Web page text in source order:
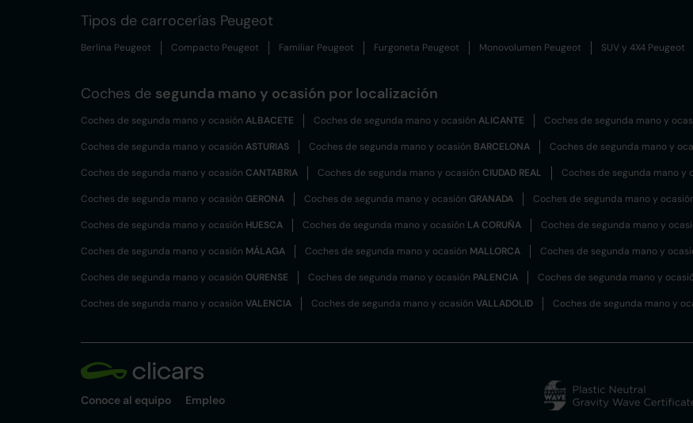
Tipos de carrocerías Peugeot
Berlina Peugeot Compacto Peugeot Familiar Peugeot Furgoneta Peugeot Monovolumen Peugeot SUV y 4X4 Peugeot
Coches de segunda mano y ocasión por localización
Coches de segunda mano y ocasión ALBACETE Coches de segunda mano y ocasión ALICANTE Coches de segunda mano y
Coches de segunda mano y ocasión ASTURIAS Coches de segunda mano y ocasión BARCELONA Coches de segunda mano y
Coches de segunda mano y ocasión CANTABRIA Coches de segunda mano y ocasión CIUDAD REAL Coches de segunda mano y
Coches de segunda mano y ocasión GERONA Coches de segunda mano y ocasión GRANADA Coches de segunda mano y
Coches de segunda mano y ocasión HUESCA Coches de segunda mano y ocasión LA CORUÑA Coches de segunda mano y
Coches de segunda mano y ocasión MÁLAGA Coches de segunda mano y ocasión MALLORCA Coches de segunda mano y
Coches de segunda mano y ocasión OURENSE Coches de segunda mano y ocasión PALENCIA Coches de segunda mano y
Coches de segunda mano y ocasión VALENCIA Coches de segunda mano y ocasión VALLADOLID Coches de segunda mano y
Conoce al equipo Empleo